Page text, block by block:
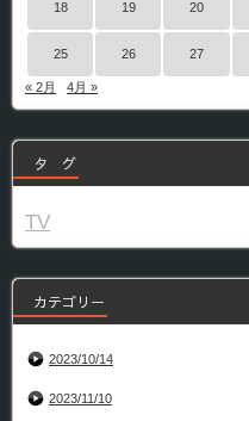
18 19 20
25 26 27
« 2月 4月 »
タ グ
TV
カテゴリー
2023/10/14
2023/11/10